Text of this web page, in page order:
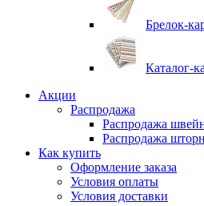
Брелок-
Каталог-
Акции
Распродажа
Распродажа
Распродажа
Как купить
Оформление заказа
Условия оплаты
Условия доставки